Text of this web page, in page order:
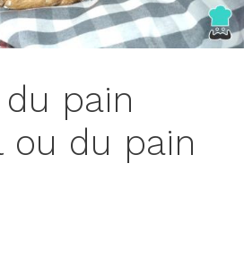
pain
ou du pain